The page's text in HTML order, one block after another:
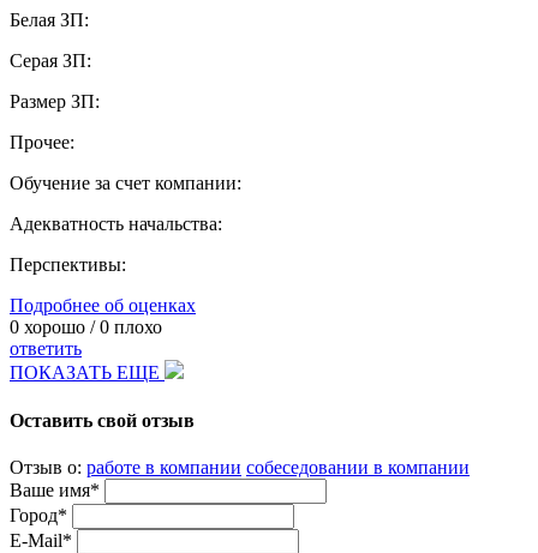
Белая ЗП:
Серая ЗП:
Размер ЗП:
Прочее:
Обучение за счет компании:
Адекватность начальства:
Перспективы:
Подробнее об оценках
0 хорошо /0 плохо
ответить
ПОКАЗАТЬ ЕЩЕ
Оставить свой отзыв
Отзыв о: работе в компании собеседовании в компании
Ваше имя*
Город*
E-Mail*